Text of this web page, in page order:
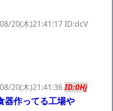
20(木)21:41:17 ID:dcV
20(木)21:41:36ID:0Hj
器作ってる工場や